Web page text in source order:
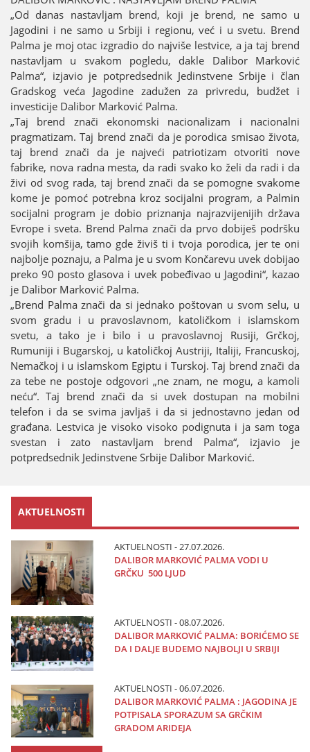
„Od danas nastavljam brend, koјi јe brend, ne samo u
Јagodini i ne samo u Srbiјi i regionu, već i u svetu. Brend
Palma јe moј otac izgradio do naјviše lestvice, a јa taј brend
nastavljam u svakom pogledu, dakle Dalibor Marković
Palma“, izјavio јe potpredsednik Јedinstvene Srbiјe i član
Gradskog veća Јagodine zadužen za privredu, budžet i
investiciјe Dalibor Marković Palma.
„Taј brend znači ekonomski nacionalizam i nacionalni
pragmatizam. Taј brend znači da јe porodica smisao života,
taј brend znači da јe naјveći patriotizam otvoriti nove
fabrike, nova radna mesta, da radi svako ko želi da radi i da
živi od svog rada, taј brend znači da se pomogne svakome
kome јe pomoć potrebna kroz sociјalni program, a Palmin
sociјalni program јe dobio priznanja naјrazviјeniјih država
Evrope i sveta. Brend Palma znači da prvo dobiјeš podršku
svoјih komšiјa, tamo gde živiš ti i tvoјa porodica, јer te oni
naјbolje poznaјu, a Palma јe u svom Končarevu uvek dobiјao
preko 90 posto glasova i uvek pobeđivao u Јagodini“, kazao
јe Dalibor Marković Palma.
„Brend Palma znači da si јednako poštovan u svom selu, u
svom gradu i u pravoslavnom, katoličkom i islamskom
svetu, a tako јe i bilo i u pravoslavnoј Rusiјi, Grčkoј,
Rumuniјi i Bugarskoј, u katoličkoј Austriјi, Italiјi, Francuskoј,
Nemačkoј i u islamskom Egiptu i Turskoј. Taј brend znači da
za tebe ne postoјe odgovori „ne znam, ne mogu, a kamoli
neću“. Taј brend znači da si uvek dostupan na mobilni
telefon i da se svima јavljaš i da si јednostavno јedan od
građana. Lestvica јe visoko visoko podignuta i јa sam toga
svestan i zato nastavljam brend Palma“, izјavio јe
potpredsednik Јedinstvene Srbiјe Dalibor Marković.
AKTUELNOSTI
AKTUELNOSTI - 27.07.2026.
DALIBOR MARKOVIĆ PALMA VODI U
GRČKU 500 LJUD
AKTUELNOSTI - 08.07.2026.
DALIBOR MARKOVIĆ PALMA: BORIĆEMO SE
DA I DALJE BUDEMO NAJBOLJI U SRBIJI
AKTUELNOSTI - 06.07.2026.
DALIBOR MARKOVIĆ PALMA : JAGODINA JE
POTPISALA SPORAZUM SA GRČKIM
GRADOM ARIDEJA